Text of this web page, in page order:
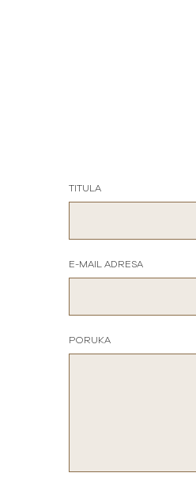
TITULA
E-MAIL ADRESA
PORUKA